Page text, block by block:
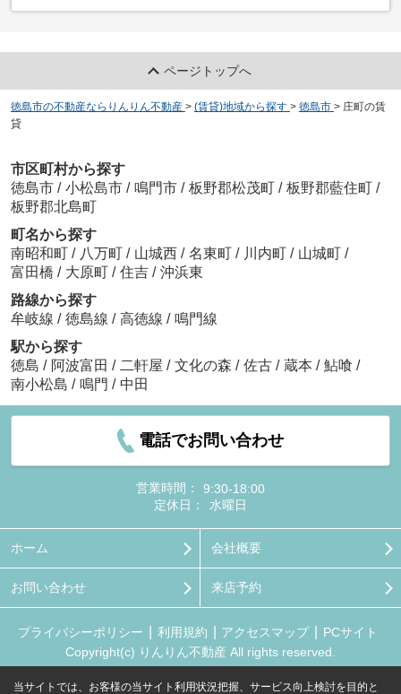
ページトップへ
徳島市の不動産ならりんりん不動産 > (賃貸)地域から探す > 徳島市 > 庄町の賃
貸
市区町村から探す
徳島市 / 小松島市 / 鳴門市 / 板野郡松茂町 / 板野郡藍住町 /
板野郡北島町
町名から探す
南昭和町 / 八万町 / 山城西 / 名東町 / 川内町 / 山城町 /
富田橋 / 大原町 / 住吉 / 沖浜東
路線から探す
牟岐線 / 徳島線 / 高徳線 / 鳴門線
駅から探す
徳島 / 阿波富田 / 二軒屋 / 文化の森 / 佐古 / 蔵本 / 鮎喰 /
南小松島 / 鳴門 / 中田
電話でお問い合わせ
営業時間：
9:30-18:00
定休日：
水曜日
ホーム 会社概要
お問い合わせ 来店予約
プライバシーポリシー 利用規約 アクセスマップ
PCサイト
Copyright(c) りんりん不動産 All rights reserved.
当サイトでは、お客様の当サイト利用状況把握、サービス向上検討を目的と